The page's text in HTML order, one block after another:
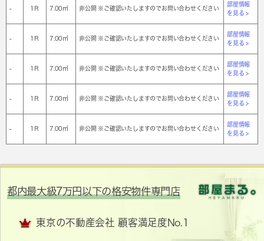
- 1Ｒ 7.00㎡ 非公開 ※ご確認いたしますのでお問い合わせください
部屋情報
を見る >
- 1Ｒ 7.00㎡ 非公開 ※ご確認いたしますのでお問い合わせください
部屋情報
を見る >
- 1Ｒ 7.00㎡ 非公開 ※ご確認いたしますのでお問い合わせください
部屋情報
を見る >
- 1Ｒ 7.00㎡ 非公開 ※ご確認いたしますのでお問い合わせください
部屋情報
を見る >
- 1Ｒ 7.00㎡ 非公開 ※ご確認いたしますのでお問い合わせください
部屋情報
を見る >
都内最大級7万円以下の格安物件専門店
東京の不動産会社 顧客満足度No.1